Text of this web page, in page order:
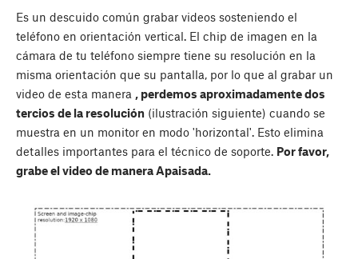
Es un descuido común grabar videos sosteniendo el
teléfono en orientación vertical. El chip de imagen en la
cámara de tu teléfono siempre tiene su resolución en la
misma orientación que su pantalla, por lo que al grabar un
video de esta manera , perdemos aproximadamente dos
tercios de la resolución (ilustración siguiente) cuando se
muestra en un monitor en modo 'horizontal'. Esto elimina
detalles importantes para el técnico de soporte. Por favor,
grabe el video de manera Apaisada.